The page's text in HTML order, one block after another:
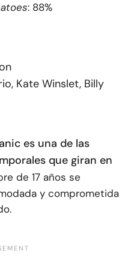
: 88%
Kate Winslet, Billy
es una de las
que giran en
de 17 años se
y comprometida